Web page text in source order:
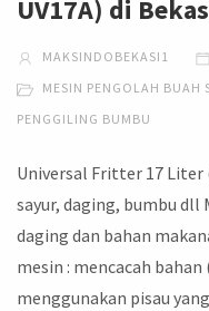
UV17A) di
MAKSINDOBEKASI1
MESIN PENGOLAH BUAH
PENGGILING BUMBU
Universal Fritter 17 Liter
sayur, daging, bumbu dll
daging dan bahan
mesin : mencacah
menggunakan pisau